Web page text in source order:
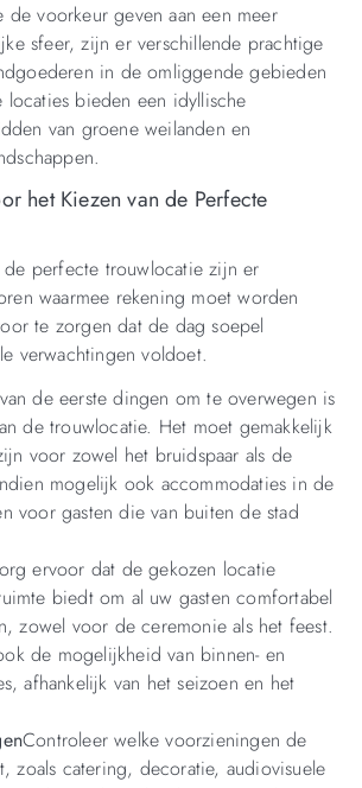
voorkeur geven aan een meer
sfeer, zijn er verschillende prachtige
in de omliggende gebieden
locaties bieden een idyllische
van groene weilanden en
het Kiezen van de Perfecte
perfecte trouwlocatie zijn er
waarmee rekening moet worden
te zorgen dat de dag soepel
verwachtingen voldoet.
de eerste dingen om te overwegen is
de trouwlocatie. Het moet gemakkelijk
voor zowel het bruidspaar als de
mogelijk ook accommodaties in de
voor gasten die van buiten de stad
ervoor dat de gekozen locatie
biedt om al uw gasten comfortabel
zowel voor de ceremonie als het feest.
de mogelijkheid van binnen- en
afhankelijk van het seizoen en het
Controleer welke voorzieningen de
zoals catering, decoratie, audiovisuele